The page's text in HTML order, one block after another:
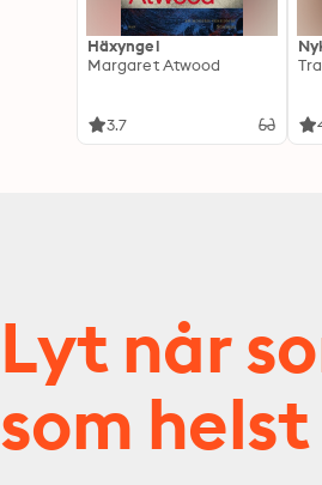
Häxyngel
Margaret Atwood
3.7
Lyt når
som helst